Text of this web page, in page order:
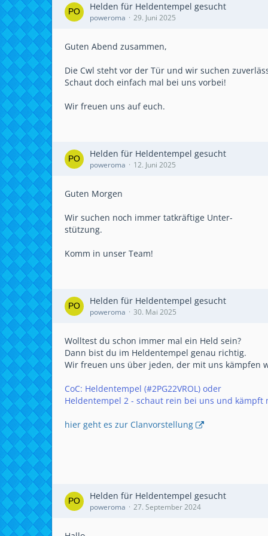
Helden für Heldentempel gesucht
poweroma 29. Juni 2025
Guten Abend zusammen,
Die Cwl steht vor der Tür und wir suchen
Schaut doch einfach mal bei uns vorbei!
Wir freuen uns auf euch.
Helden für Heldentempel gesucht
poweroma 12. Juni 2025
Guten Morgen
Wir suchen noch immer tatkräftige Unter-
stützung.
Komm in unser Team!
Helden für Heldentempel gesucht
poweroma 30. Mai 2025
Wolltest du schon immer mal ein Held sein?
Dann bist du im Heldentempel genau richtig.
Wir freuen uns über jeden, der mit uns kämpfen
CoC: Heldentempel (#2PG22VROL) oder
Heldentempel 2 - schaut rein bei uns und kämpft
hier geht es zur Clanvorstellung
Helden für Heldentempel gesucht
poweroma 27. September 2024